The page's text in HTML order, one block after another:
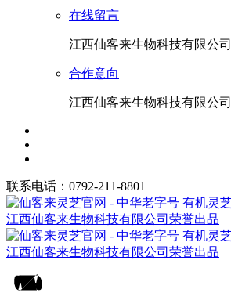
在线留言
江西仙客来生物科技有限公
合作意向
江西仙客来生物科技有限公
联系电话：0792-211-8801